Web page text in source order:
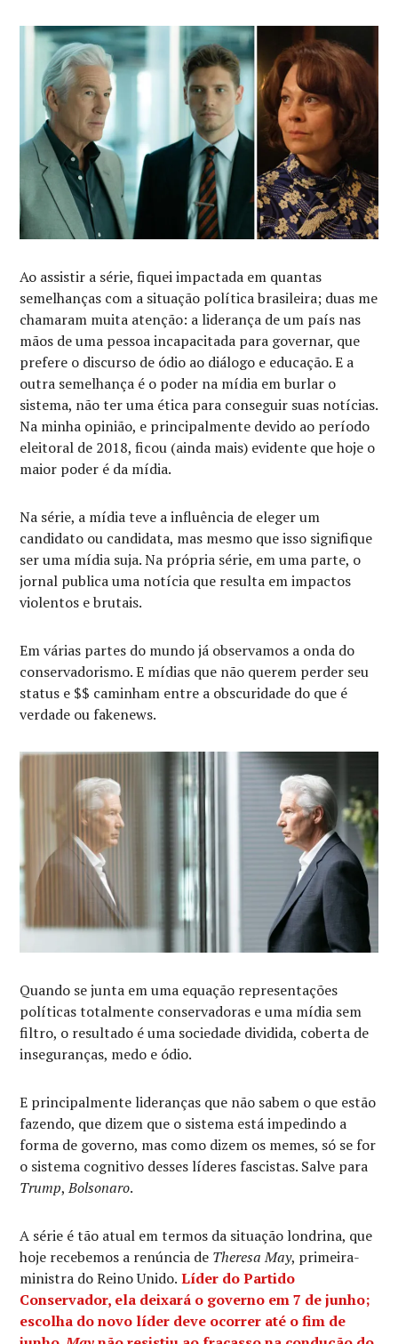
Ao assistir a série, fiquei impactada em quantas
semelhanças com a situação política brasileira; duas me
chamaram muita atenção: a liderança de um país nas
mãos de uma pessoa incapacitada para governar, que
prefere o discurso de ódio ao diálogo e educação. E a
outra semelhança é o poder na mídia em burlar o
sistema, não ter uma ética para conseguir suas notícias.
Na minha opinião, e principalmente devido ao período
eleitoral de 2018, ficou (ainda mais) evidente que hoje o
maior poder é da mídia.
Na série, a mídia teve a influência de eleger um
candidato ou candidata, mas mesmo que isso signifique
ser uma mídia suja. Na própria série, em uma parte, o
jornal publica uma notícia que resulta em impactos
violentos e brutais.
Em várias partes do mundo já observamos a onda do
conservadorismo. E mídias que não querem perder seu
status e $$ caminham entre a obscuridade do que é
verdade ou fakenews.
Quando se junta em uma equação representações
políticas totalmente conservadoras e uma mídia sem
filtro, o resultado é uma sociedade dividida, coberta de
inseguranças, medo e ódio.
E principalmente lideranças que não sabem o que estão
fazendo, que dizem que o sistema está impedindo a
forma de governo, mas como dizem os memes, só se for
o sistema cognitivo desses líderes fascistas. Salve para
Trump,Bolsonaro.
A série é tão atual em termos da situação londrina, que
hoje recebemos a renúncia de Theresa May, primeira-
ministra do Reino Unido. Líder do Partido
Conservador, ela deixará o governo em 7 de junho;
escolha do novo líder deve ocorrer até o fim de